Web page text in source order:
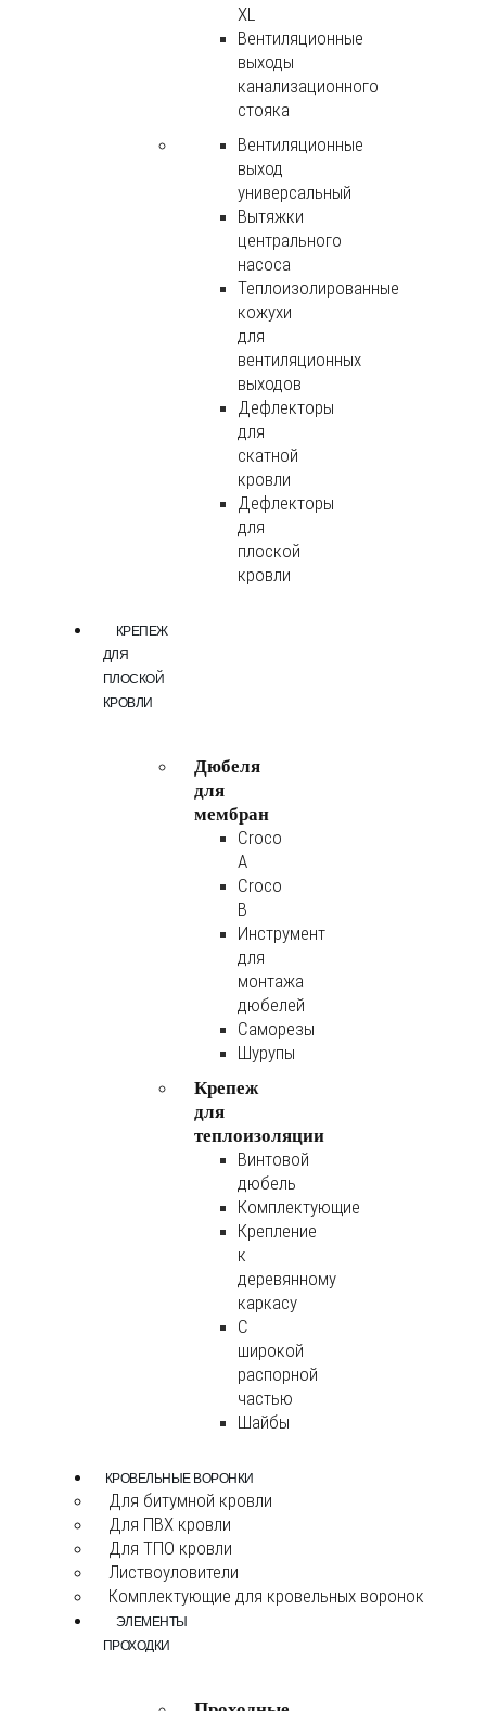
XL
Вентиляционные
выходы
канализационного
стояка
Вентиляционные
выход
универсальный
Вытяжки
центрального
насоса
Теплоизолированные
кожухи
для
вентиляционных
выходов
Дефлекторы
для
скатной
кровли
Дефлекторы
для
плоской
кровли
КРЕПЕЖ
ДЛЯ
ПЛОСКОЙ
КРОВЛИ
Дюбеля
для
мембран
Croco
A
Croco
B
Инструмент
для
монтажа
дюбелей
Саморезы
Шурупы
Крепеж
для
теплоизоляции
Винтовой
дюбель
Комплектующие
Крепление
к
деревянному
каркасу
С
широкой
распорной
частью
Шайбы
КРОВЕЛЬНЫЕ ВОРОНКИ
Для битумной кровли
Для ПВХ кровли
Для ТПО кровли
Листвоуловители
Комплектующие для кровельных воронок
ЭЛЕМЕНТЫ
ПРОХОДКИ